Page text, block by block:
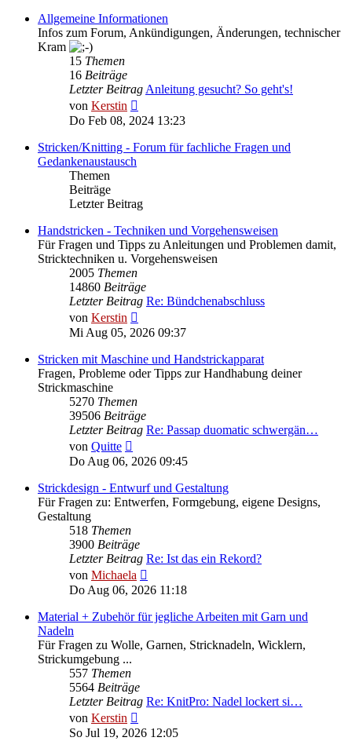
Allgemeine Informationen
Infos zum Forum, Ankündigungen, Änderungen, technischer
Kram
15 Themen
16 Beiträge
Letzter BeitragAnleitung gesucht? So geht's!
von Kerstin
Beitrag
Do Feb 08, 2024 13:23
Stricken/Knitting - Forum für fachliche Fragen und
Gedankenaustausch
Themen
Beiträge
Letzter Beitrag
Handstricken - Techniken und Vorgehensweisen
Für Fragen und Tipps zu Anleitungen und Problemen damit,
Stricktechniken u. Vorgehensweisen
2005 Themen
14860 Beiträge
Letzter Beitrag Re: Bündchenabschluss
von Kerstin
Beitrag
Mi Aug 05, 2026 09:37
Stricken mit Maschine und Handstrickapparat
Fragen, Probleme oder Tipps zur Handhabung deiner
Strickmaschine
5270 Themen
39506 Beiträge
Letzter Beitrag Re: Passap duomatic schwergän…
von Quitte
Beitrag
Do Aug 06, 2026 09:45
Strickdesign - Entwurf und Gestaltung
Für Fragen zu: Entwerfen, Formgebung, eigene Designs,
Gestaltung
518 Themen
3900 Beiträge
Letzter Beitrag Re: Ist das ein Rekord?
von Michaela
Beitrag
Do Aug 06, 2026 11:18
Material + Zubehör für jegliche Arbeiten mit Garn und
Nadeln
Für Fragen zu Wolle, Garnen, Stricknadeln, Wicklern,
Strickumgebung ...
557 Themen
5564 Beiträge
Letzter Beitrag Re: KnitPro: Nadel lockert si…
von Kerstin
Beitrag
So Jul 19, 2026 12:05